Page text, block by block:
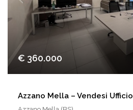
€ 360.000
Azzano Mella – Vendesi Ufficio